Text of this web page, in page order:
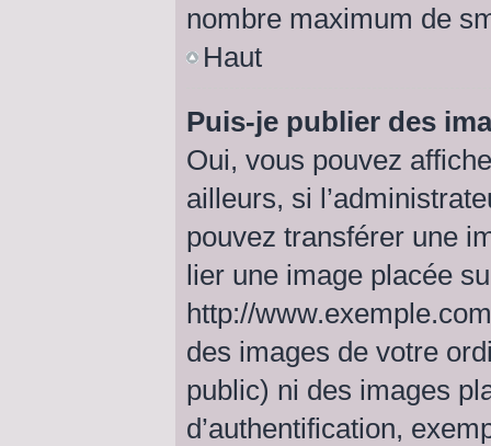
nombre maximum de
Haut
Puis-je publier des
Oui, vous pouvez
ailleurs, si
pouvez transférer une
lier une image placée
http://
des images de votre
public) ni des images
d’authentification,